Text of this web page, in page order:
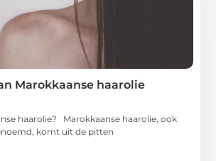
Marokkaanse haarolie
haarolie? Marokkaanse haarolie, ook
komt uit de pitten